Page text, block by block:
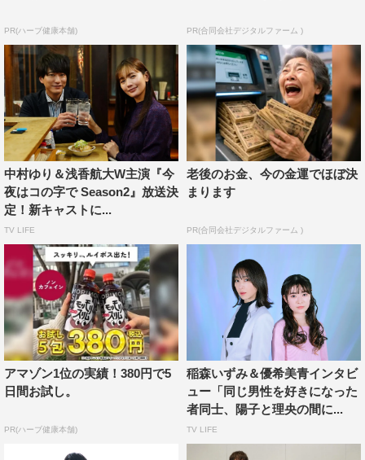
みどりと自分が似ているところは、頑張り屋っていうとこ
ろかな。あとは、みどりはお父さんにだけは自分の気持ち
を正直に伝えられていて…私はお父さんではなく、お母さ
んだけには本当の気持ちが言える。そういう存在がいると
ころも似ていたと思います。
――劇中には、背中を押してくれるような名言がたくさん
あったと思うのですが、優希さんが普段から大切にしてい
る言葉はありますか？
“努力”っていう言葉が好きです。努力は人を成長させるっ
ていう言葉を信じていて…信じてというより、心の中に置
いて努力は忘れないようにしています。努力しないで、後
悔したくないんです。
――映画の見どころを教えてください。
この映画は“思いやり”がテーマになっていて、アジアの
方、海外の方にも見て頂こうということで作られたんで
すが、試写会が終わった後の皆さんの笑顔とか、温かい言
PR(ハーブ健康本舗) PR(合同会社デジタルファーム )
中村ゆり＆浅香航大W主演『今
夜はコの字で Season2』放送決
定！新キャストに...
TV LIFE
老後のお金、今の金運でほぼ決
まります
PR(合同会社デジタルファーム )
アマゾン1位の実績！380円で5
日間お試し。
PR(ハーブ健康本舗)
稲森いずみ＆優希美青インタビ
ュー「同じ男性を好きになった
者同士、陽子と理央の間に...
TV LIFE